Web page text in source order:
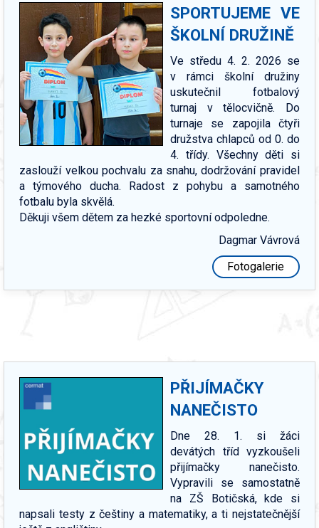
SPORTUJEME VE
ŠKOLNÍ DRUŽINĚ
Ve středu 4. 2. 2026 se
v rámci školní družiny
uskutečnil fotbalový
turnaj v tělocvičně. Do
turnaje se zapojila čtyři
družstva chlapců od 0. do
4. třídy. Všechny děti si
zaslouží velkou pochvalu za snahu, dodržování pravidel
a týmového ducha. Radost z pohybu a samotného
fotbalu byla skvělá.
Děkuji všem dětem za hezké sportovní odpoledne.
Dagmar Vávrová
Fotogalerie
PŘIJÍMAČKY
NANEČISTO
Dne 28. 1. si žáci
devátých tříd vyzkoušeli
přijímačky nanečisto.
Vypravili se samostatně
na ZŠ Botičská, kde si
napsali testy z češtiny a matematiky, a ti nejstatečnější